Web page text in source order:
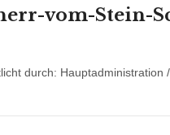
vom-Stein-
durch: Hauptadministration /